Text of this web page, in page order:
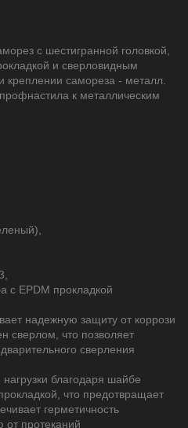
с шестигранной головкой,
и сверловидным
креплении самореза - металл.
к металлическим
с EPDM прокладкой
надежную защиту от коррози
сверлом, что позволяет
сверления
благодаря шайбе
что предотвращает
герметичность
протеканий